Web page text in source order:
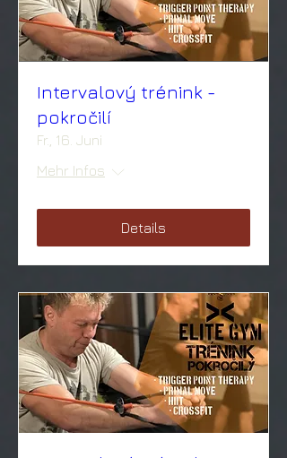
Intervalový trénink -
pokročilí
Fr., 16. Juni
Mehr Infos
Details